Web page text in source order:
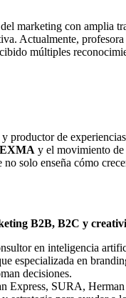
marketing con amplia
Actualmente,
múltiples
productor de
EXMA y el movimiento de
solo enseña cómo
B2B, B2C y
en inteligencia
especializada en
decisiones.
Express, SURA,